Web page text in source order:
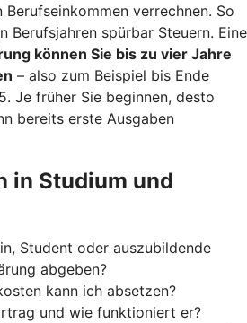
verrechnen. So
Berufsjahren spürbar Steuern. Eine
können Sie bis zu vier Jahre
– also zum Beispiel bis Ende
Je früher Sie beginnen, desto
bereits erste Ausgaben
in Studium und
Student oder auszubildende
abgeben?
kann ich absetzen?
und wie funktioniert er?